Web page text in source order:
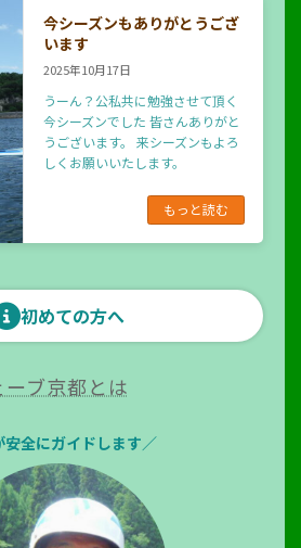
今シーズンもありがとうござ
います
2025年10月17日
うーん？公私共に勉強させて頂く
今シーズンでした 皆さんありがと
うございます。 来シーズンもよろ
しくお願いいたします。
もっと読む
初めての方へ
ブ京都とは
安全にガイドします／